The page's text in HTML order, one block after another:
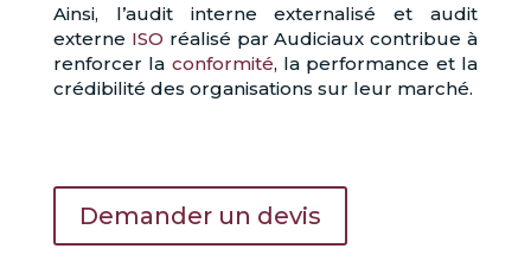
Ainsi, l’audit interne externalisé et audit
externe ISO réalisé par Audiciaux contribue à
renforcer la conformité, la performance et la
crédibilité des organisations sur leur marché.
Demander un devis